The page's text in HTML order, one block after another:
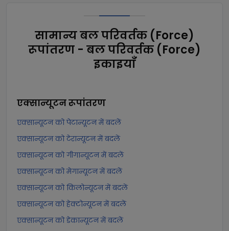
सामान्य बल परिवर्तक (Force)
रूपांतरण - बल परिवर्तक (Force)
इकाइयाँ
एक्सान्यूटनरूपांतरण
एक्सान्यूटन को पेटान्यूटन में बदलें
एक्सान्यूटन को टेरान्यूटन में बदलें
एक्सान्यूटन को गीगान्यूटन में बदलें
एक्सान्यूटन को मेगान्यूटन में बदलें
एक्सान्यूटन को किलोन्यूटन में बदलें
एक्सान्यूटन को हेक्टोन्यूटन में बदलें
एक्सान्यूटन को डेकान्यूटन में बदलें